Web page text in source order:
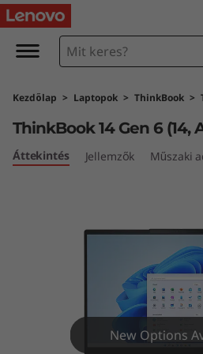
T
h
n
k
Kezdőlap > Laptopok > ThinkBook >
ThinkBook 14 Gen 6 (14,
Áttekintés Jellemzők Műszaki
New Options